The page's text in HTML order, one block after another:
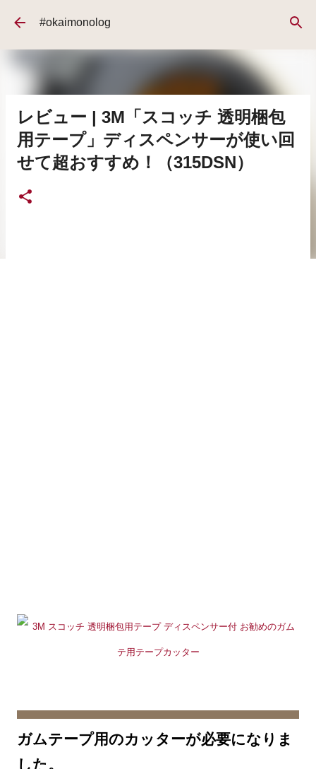
スキップしてメイン コンテンツに移動
#okaimonolog
レビュー | 3M「スコッチ 透明梱包
用テープ」ディスペンサーが使い回
せて超おすすめ！（315DSN）
ガムテープ用のカッターが必要になりま
した。